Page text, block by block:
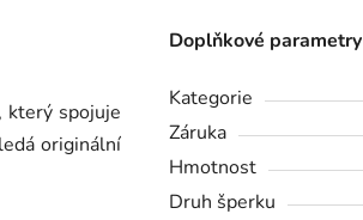
který spojuje
originální
Doplňkové parametry
Kategorie
Záruka
Hmotnost
Druh šperku